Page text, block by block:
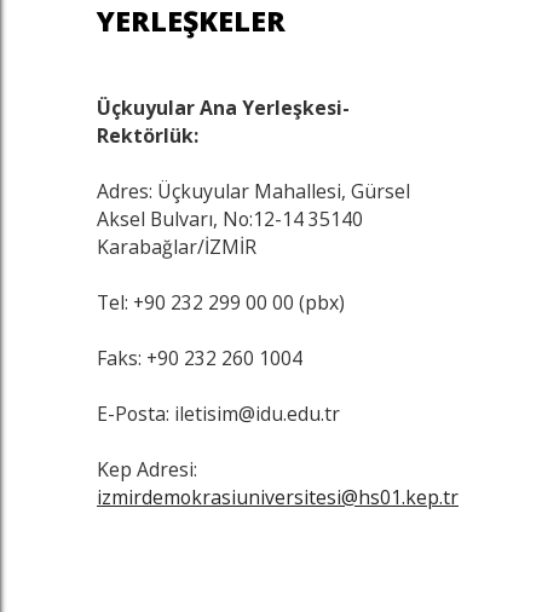
YERLEŞKELER
Üçkuyular Ana Yerleşkesi-
Rektörlük:
Adres: Üçkuyular Mahallesi, Gürsel
Aksel Bulvarı, No:12-14 35140
Karabağlar/İZMİR
Tel: +90 232 299 00 00 (pbx)
Faks: +90 232 260 1004
E-Posta: iletisim@idu.edu.tr
Kep Adresi:
izmirdemokrasiuniversitesi@hs01.kep.tr